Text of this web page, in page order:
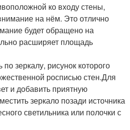
ко входу стены,
на нём. Это отлично
будет обращено на
расширяет площадь
зеркалу, рисунок которого
росписью стен.Для
и добавить приятную
зеркало позади источника
светильника или полочки с